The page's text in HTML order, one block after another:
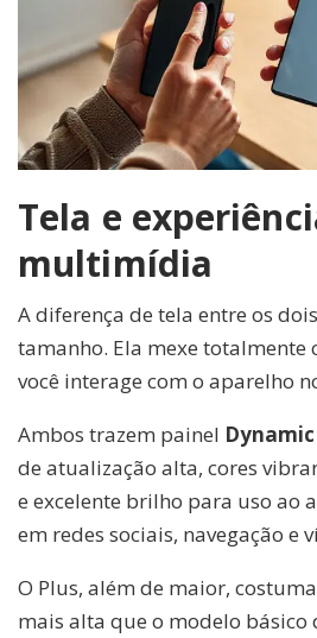
Tela e
multimídia
A diferença de tela entre os
tamanho. Ela mexe totalmente
você interage com o aparelho
Ambos trazem painel
de atualização alta, cores
e excelente brilho para uso ao
em redes sociais, navegação e
O Plus, além de maior,
mais alta que o modelo básico